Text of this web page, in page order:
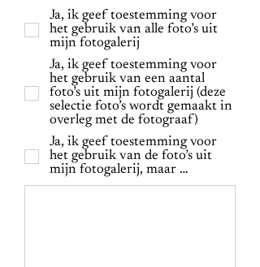
Ja, ik geef toestemming voor
het gebruik van alle foto’s uit
mijn fotogalerij
Ja, ik geef toestemming voor
het gebruik van een aantal
foto’s uit mijn fotogalerij (deze
selectie foto’s wordt gemaakt in
overleg met de fotograaf)
Ja, ik geef toestemming voor
het gebruik van de foto’s uit
mijn fotogalerij, maar …